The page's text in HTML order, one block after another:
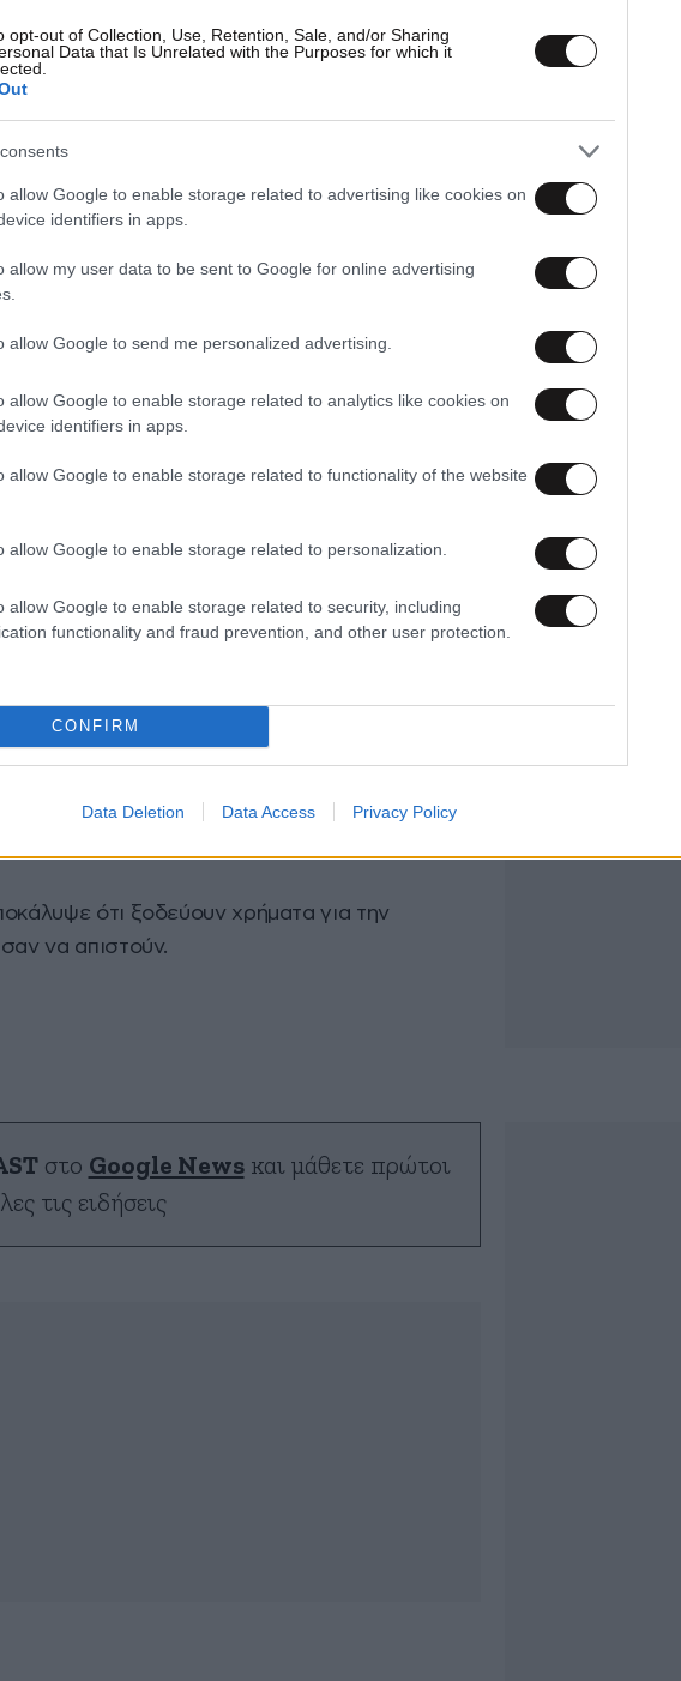
opt-out of Collection, Use, Retention, Sale, and/or Sharing
Data that Is Unrelated with the Purposes for which it
allow Google to enable storage related to advertising like cookies on
identifiers in apps.
allow my user data to be sent to Google for online advertising
allow Google to send me personalized advertising.
allow Google to enable storage related to analytics like cookies on
identifiers in apps.
allow Google to enable storage related to functionality of the website
allow Google to enable storage related to personalization.
allow Google to enable storage related to security, including
functionality and fraud prevention, and other user protection.
CONFIRM
Data Deletion Data Access Privacy Policy
είναι πιο διασκεδαστικές, γκάλοπ που
διαπιστώθηκε ότι το 42% των γυναικών
ξανθή κόμη.
media βλάπτουν τις σχέσεις! Αυτό μάλλον
του Πανεπιστημίου του Μισούρι, έδειξε ότι
το επάγγελμα που έχει τη
ότι οι τυπικές μοιχαλίδες, είναι αυτές
ότι ξοδεύουν χρήματα για την
να απιστούν.
στο Google Newsκαι μάθετε πρώτοι
τις ειδήσεις